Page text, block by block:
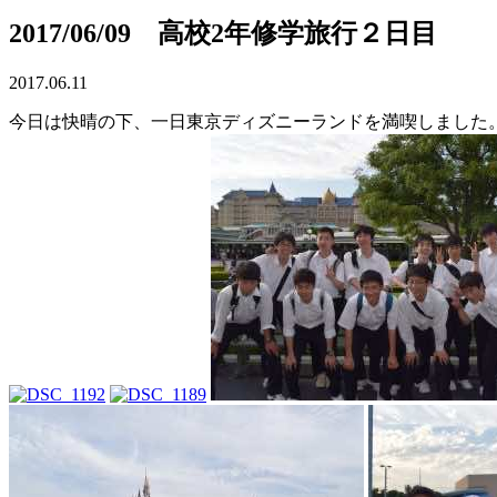
2017/06/09 高校2年修学旅行２日目
2017.06.11
今日は快晴の下、一日東京ディズニーランドを満喫しました